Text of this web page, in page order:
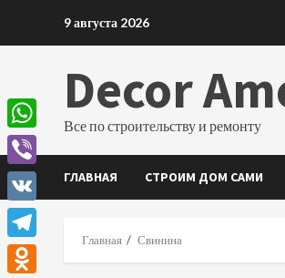
9 августа 2026
Decor
Все по строительству и ремонту
ГЛАВНАЯ СТРОИМ ДОМ САМИ
Главная Свинина
WhatsApp
Viber
VK
Telegram